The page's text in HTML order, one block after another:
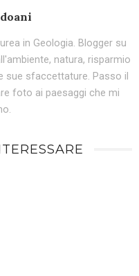
in Geologia. Blogger su
natura, risparmio
sue sfaccettature. Passo il
foto ai paesaggi che mi